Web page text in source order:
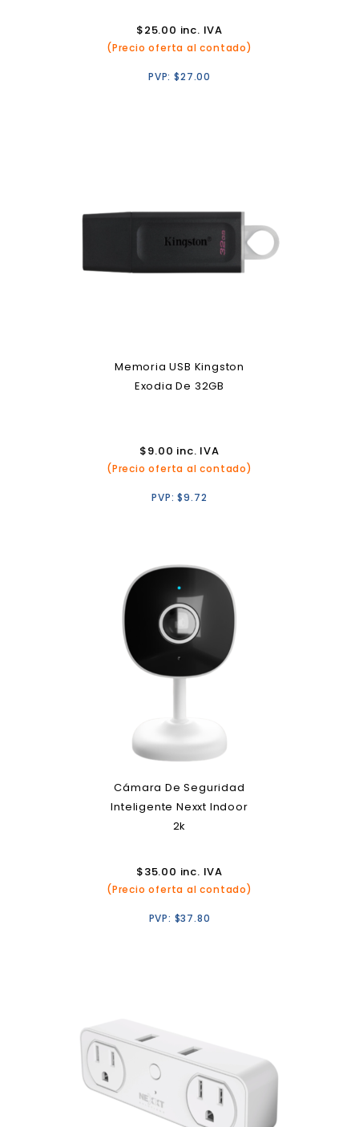
$25.00 inc. IVA
(Precio oferta al contado)
PVP:$27.00
Memoria USB Kingston
Exodia De 32GB
$9.00 inc. IVA
(Precio oferta al contado)
PVP:$9.72
Cámara De Seguridad
Inteligente Nexxt Indoor
2k
$35.00 inc. IVA
(Precio oferta al contado)
PVP: $37.80